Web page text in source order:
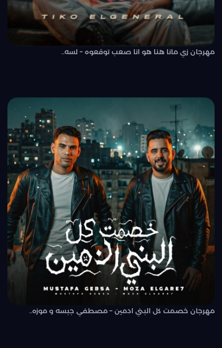
مهرجان زي مانا هنا هو انا صعب توقعوه – لسه..
مهرجان خصمت كل البني ادمين – مصطفي جبسه و موزه..